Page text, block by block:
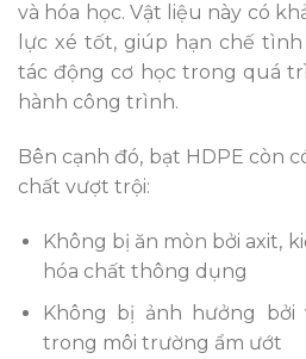
và hóa học. Vật liệu này có
lực xé tốt, giúp hạn chế
tác động cơ học trong quá
hành công trình.
Bên cạnh đó, bạt HDPE còn
chất vượt trội:
Không bị ăn mòn bởi axit,
hóa chất thông dụng
Không bị ảnh hưởng bởi
trong môi trường ẩm ướt